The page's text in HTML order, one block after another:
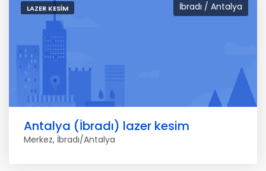
İbradı / Antalya
LAZER KESIM
Antalya (İbradı) lazer kesim
Merkez, İbradı/Antalya